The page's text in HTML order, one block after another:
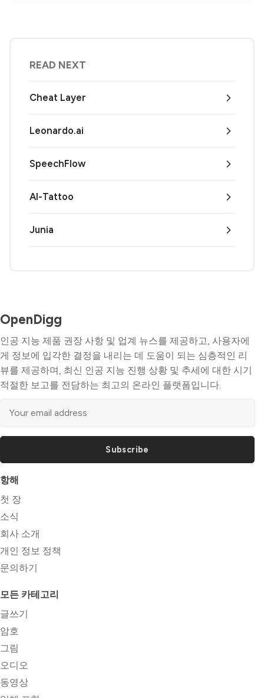
READ NEXT
Cheat Layer
Leonardo.ai
SpeechFlow
AI-Tattoo
Junia
OpenDigg
인공 지능 제품 권장 사항 및 업계 뉴스를 제공하고, 사용자에
게 정보에 입각한 결정을 내리는 데 도움이 되는 심층적인 리
뷰를 제공하며, 최신 인공 지능 진행 상황 및 추세에 대한 시기
적절한 보고를 전담하는 최고의 온라인 플랫폼입니다.
Subscribe
항해
첫 장
소식
회사 소개
개인 정보 정책
문의하기
모든 카테고리
글쓰기
암호
그림
오디오
동영상